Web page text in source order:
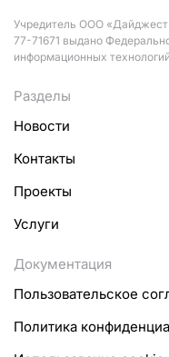
Учредитель ООО
77-71671 выдано
информационных
Разделы
Новости
Контакты
Проекты
Услуги
Документация
Пользовательское
Политика